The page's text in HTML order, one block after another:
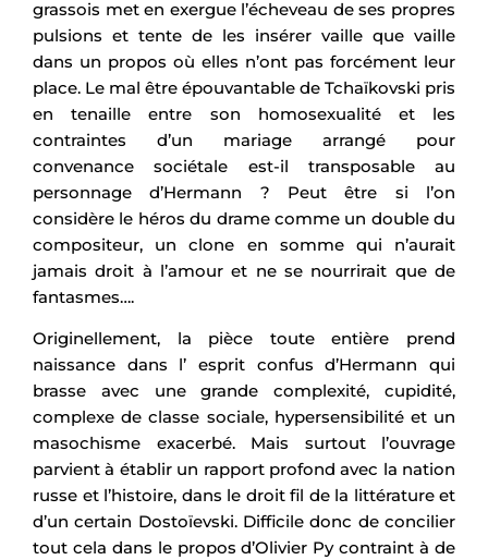
grassois met en exergue l’écheveau de ses propres
pulsions et tente de les insérer vaille que vaille
dans un propos où elles n’ont pas forcément leur
place. Le mal être épouvantable de Tchaïkovski pris
en tenaille entre son homosexualité et les
contraintes d’un mariage arrangé pour
convenance sociétale est-il transposable au
personnage d’Hermann ? Peut être si l’on
considère le héros du drame comme un double du
compositeur, un clone en somme qui n’aurait
jamais droit à l’amour et ne se nourrirait que de
fantasmes….
Originellement, la pièce toute entière prend
naissance dans l’ esprit confus d’Hermann qui
brasse avec une grande complexité, cupidité,
complexe de classe sociale, hypersensibilité et un
masochisme exacerbé. Mais surtout l’ouvrage
parvient à établir un rapport profond avec la nation
russe et l’histoire, dans le droit fil de la littérature et
d’un certain Dostoïevski. Difficile donc de concilier
tout cela dans le propos d’Olivier Py contraint à de